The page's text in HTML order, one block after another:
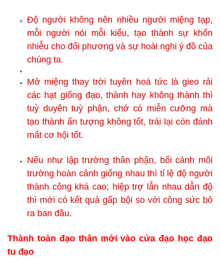
Độ người không nên nhiều người miệng tạp,
mỗi người nói mỗi kiểu, tạo thành sự khốn
nhiễu cho đối phương và sự hoài nghi ý đồ của
chúng ta.
Mở miệng thay trời tuyên hoá tức là gieo rải
các hạt giống đạo, thành hay không thành thì
tuỳ duyên tuỳ phận, chớ có miễn cưỡng mà
tạo thành ấn tượng không tốt, trái lại còn đánh
mất cơ hội tốt.
Nếu như lập trường thân phận, bối cảnh môi
trường hoàn cảnh giống nhau thì tỉ lệ độ người
thành công khá cao; hiệp trợ lẫn nhau dẫn độ
thì mới có kết quả gấp bội so với công sức bỏ
ra ban đầu.
Thành toàn đạo thân mới vào cửa đạo học đạo
tu đạo